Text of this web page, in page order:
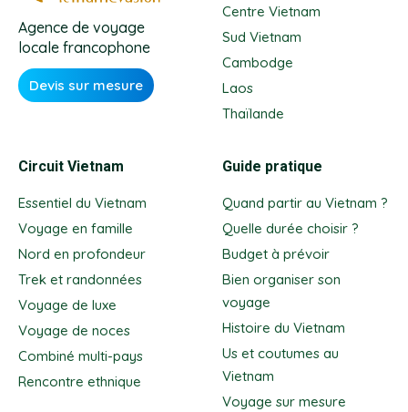
Agence de voyage
locale francophone
Devis sur mesure
Centre Vietnam
Sud Vietnam
Cambodge
Laos
Thaïlande
Circuit Vietnam
Essentiel du Vietnam
Voyage en famille
Nord en profondeur
Trek et randonnées
Voyage de luxe
Voyage de noces
Combiné multi-pays
Rencontre ethnique
Guide pratique
Quand partir au Vietnam ?
Quelle durée choisir ?
Budget à prévoir
Bien organiser son
voyage
Histoire du Vietnam
Us et coutumes au
Vietnam
Voyage sur mesure